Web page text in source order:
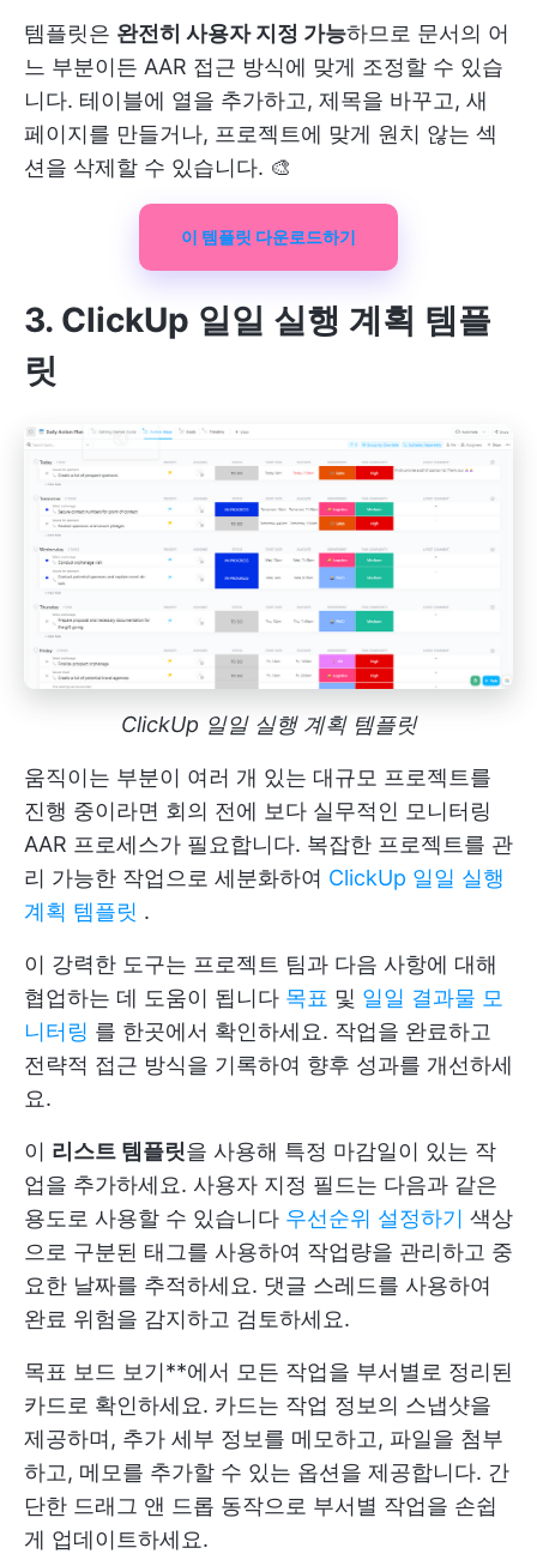
템플릿은 완전히 사용자 지정 가능하므로 문서의 어
느 부분이든 AAR 접근 방식에 맞게 조정할 수 있습
니다. 테이블에 열을 추가하고, 제목을 바꾸고, 새
페이지를 만들거나, 프로젝트에 맞게 원치 않는 섹
션을 삭제할 수 있습니다. 🎨
이 템플릿 다운로드하기
3. ClickUp 일일 실행 계획 템플
릿
ClickUp 일일 실행 계획 템플릿
움직이는 부분이 여러 개 있는 대규모 프로젝트를
진행 중이라면 회의 전에 보다 실무적인 모니터링
AAR 프로세스가 필요합니다. 복잡한 프로젝트를 관
리 가능한 작업으로 세분화하여 ClickUp 일일 실행
계획 템플릿 .
이 강력한 도구는 프로젝트 팀과 다음 사항에 대해
협업하는 데 도움이 됩니다 목표 및 일일 결과물 모
니터링 를 한곳에서 확인하세요. 작업을 완료하고
전략적 접근 방식을 기록하여 향후 성과를 개선하세
요.
이 리스트 템플릿을 사용해 특정 마감일이 있는 작
업을 추가하세요. 사용자 지정 필드는 다음과 같은
용도로 사용할 수 있습니다 우선순위 설정하기 색상
으로 구분된 태그를 사용하여 작업량을 관리하고 중
요한 날짜를 추적하세요. 댓글 스레드를 사용하여
완료 위험을 감지하고 검토하세요.
목표 보드 보기**에서 모든 작업을 부서별로 정리된
카드로 확인하세요. 카드는 작업 정보의 스냅샷을
제공하며, 추가 세부 정보를 메모하고, 파일을 첨부
하고, 메모를 추가할 수 있는 옵션을 제공합니다. 간
단한 드래그 앤 드롭 동작으로 부서별 작업을 손쉽
게 업데이트하세요.